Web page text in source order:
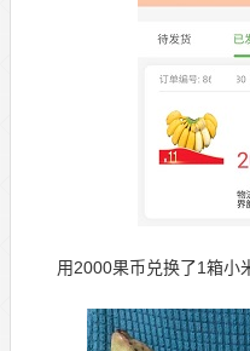
用2000果币兑换了1箱小